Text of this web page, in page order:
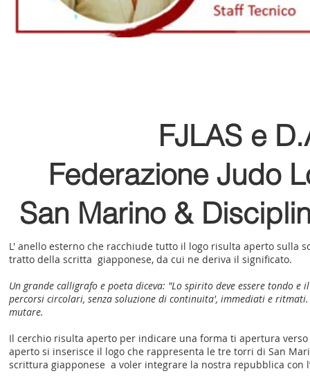
FJLAS e
Federazione Judo
San Marino&
L' anello esterno che racchiude tutto il logo risulta aperto sulla
tratto della scritta giapponese, da cui ne deriva il significato.
Un grande calligrafo e poeta diceva: "Lo spirito deve essere tondo
percorsi circolari, senza soluzione di continuita', immediati e
mutare.
Il cerchio risulta aperto per indicare una forma ti apertura
aperto si inserisce il logo che rappresenta le tre torri di San
scrittura giapponese a voler integrare la nostra repubblica con